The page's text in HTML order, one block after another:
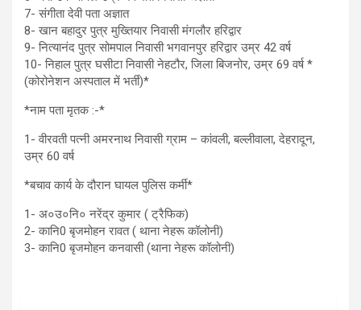
7- संगीता देवी पता अज्ञात
8- खान बहादुर पुत्र मुख्तियार निवासी मंगलौर हरिद्वार
9- नित्यानंद पुत्र सोमपाल निवासी भगवानपुर हरिद्वार उम्र 42 वर्ष
10- निहाल पुत्र घसीटा निवासी नेहटौर, जिला बिजनोर, उम्र 69 वर्ष *
(कोरोनेशन अस्पताल में भर्ती)*
*नाम पता मृतक :-*
1- वीरवती पत्नी अमरनाथ निवासी ग्राम – कांवली, बल्लीवाला, देहरादून,
उम्र 60 वर्ष
*बचाव कार्य के दौरान घायल पुलिस कर्मी*
1- अ०उ०नि० नरेंद्र कुमार ( ट्रैफिक)
2- कानि0 बृजमोहन रावत ( थाना नेहरू कॉलोनी)
3- कानि0 बृजमोहन कनवासी (थाना नेहरू कॉलोनी)